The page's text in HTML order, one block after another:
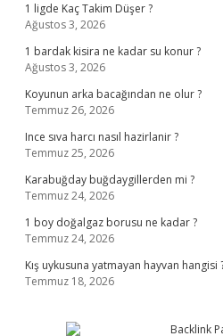
1 ligde Kaç Takim Düşer ?
Ağustos 3, 2026
1 bardak kisira ne kadar su konur ?
Ağustos 3, 2026
Koyunun arka bacağından ne olur ?
Temmuz 26, 2026
Ince sıva harcı nasıl hazirlanir ?
Temmuz 25, 2026
Karabuğday buğdaygillerden mi ?
Temmuz 24, 2026
1 boy doğalgaz borusu ne kadar ?
Temmuz 24, 2026
Kış uykusuna yatmayan hayvan hangisi
Temmuz 18, 2026